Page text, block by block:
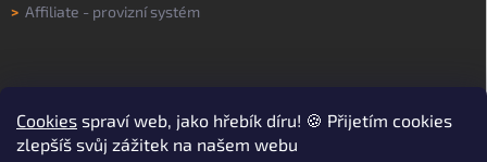
Cookies spraví web, jako hřebík díru! 🍪 Přijetím cookies
zlepšíš svůj zážitek na našem webu
> Affiliate - provizní systém